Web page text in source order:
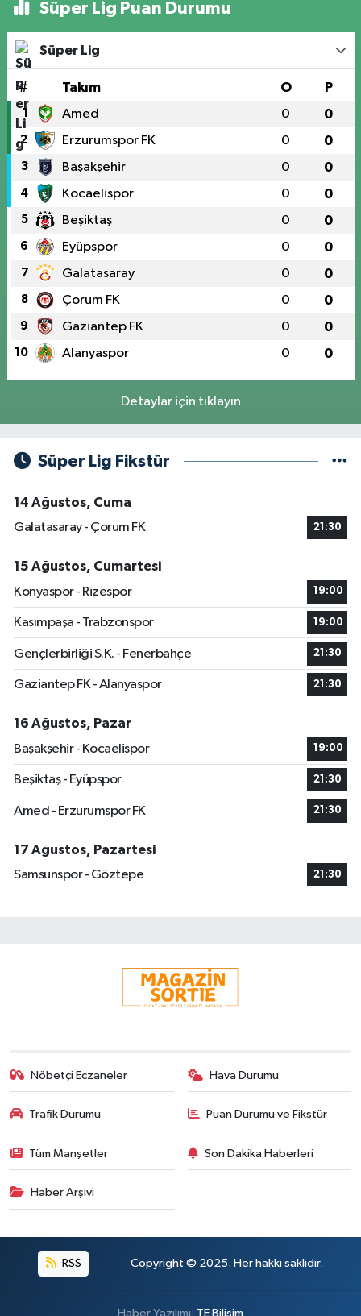
Süper Lig Puan Durumu
Süper Lig
# Takım O P
1 Amed 0 0
2 Erzurumspor FK 0 0
3 Başakşehir 0 0
4 Kocaelispor 0 0
5 Beşiktaş 0 0
6 Eyüpspor 0 0
7 Galatasaray 0 0
8 Çorum FK 0 0
9 Gaziantep FK 0 0
10 Alanyaspor 0 0
Detaylar için tıklayın
Süper Lig Fikstür
14 Ağustos, Cuma
Galatasaray - Çorum FK
21:30
15 Ağustos, Cumartesi
Konyaspor - Rizespor
19:00
Kasımpaşa - Trabzonspor 19:00
Gençlerbirliği S.K. - Fenerbahçe 21:30
Gaziantep FK - Alanyaspor 21:30
16 Ağustos, Pazar
Başakşehir - Kocaelispor
19:00
Beşiktaş - Eyüpspor 21:30
Amed - Erzurumspor FK 21:30
17 Ağustos, Pazartesi
Samsunspor - Göztepe
21:30
Nöbetçi Eczaneler Hava Durumu
Trafik Durumu Puan Durumu ve Fikstür
Tüm Manşetler Son Dakika Haberleri
Haber Arşivi
RSS Copyright © 2025. Her hakkı saklıdır.
Haber Yazılımı: TE Bilişim